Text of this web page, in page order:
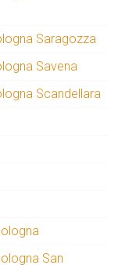
Saragozza
Savena
Scandellara
San